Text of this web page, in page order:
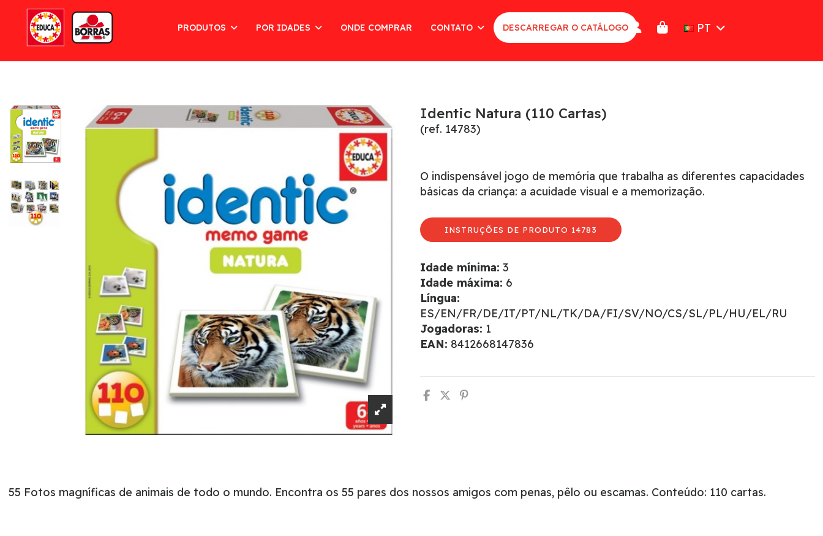
PRODUTOS POR IDADES ONDE COMPRAR CONTATO DESCARREGAR O CATÁLOGO PT
Identic Natura (110 Cartas)
(ref. 14783)
O indispensável jogo de memória que trabalha as diferentes capacidades
básicas da criança: a acuidade visual e a memorização.
INSTRUÇÕES DE PRODUTO 14783
Idade mínima: 3
Idade máxima: 6
Língua:
ES/EN/FR/DE/IT/PT/NL/TK/DA/FI/SV/NO/CS/SL/PL/HU/EL/RU
Jogadoras: 1
EAN: 8412668147836
55 Fotos magníficas de animais de todo o mundo. Encontra os 55 pares dos nossos amigos com penas, pêlo ou escamas. Conteúdo: 110 cartas.